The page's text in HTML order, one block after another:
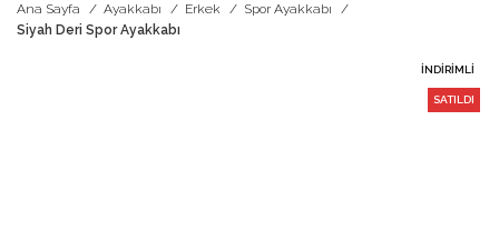
Ana Sayfa Ayakkabı Erkek
Spor Ayakkabı
Siyah Deri Spor Ayakkabı
İNDIRIMLI
SATILDI